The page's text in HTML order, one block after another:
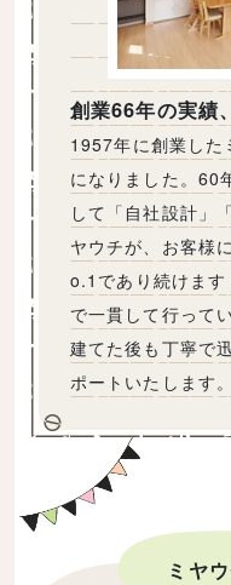
創業66年の実績
1957年に創業した
になりました。60
して「自社設計」
ヤウチが、お客様
o.1であり続けます
で一貫して行って
建てた後も丁寧で
ポートいたします。
ミヤ